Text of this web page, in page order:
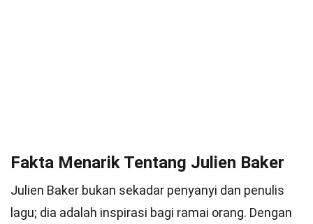
Fakta Menarik Tentang Julien Baker
Julien Baker bukan sekadar penyanyi dan penulis
lagu; dia adalah inspirasi bagi ramai orang. Dengan